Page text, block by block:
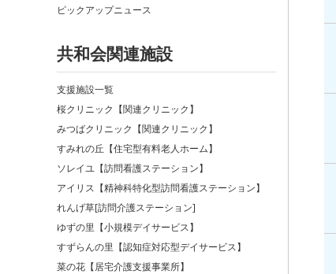
ピックアップニュース
共和会関連施設
支援施設一覧
桜クリニック【関連クリニック】
みつばクリニック【関連クリニック】
すみれの丘【住宅型有料老人ホーム】
ソレイユ【訪問看護ステーション】
アイリス【精神科特化型訪問看護ステーション】
れんげ草[訪問介護ステーション]
ゆずの里【小規模デイサービス】
すずらんの里【認知症対応型デイサービス】
菜の花【居宅介護支援事業所】